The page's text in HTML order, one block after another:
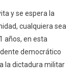
y se espera la
cualquiera sea
años, en esta
democrático
la dictadura militar